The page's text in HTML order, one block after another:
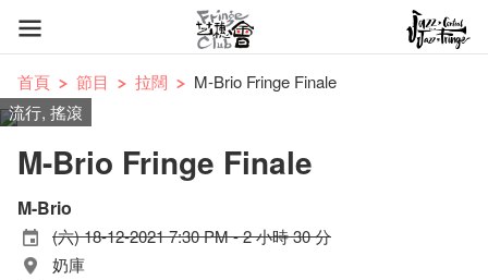
首頁 節目 拉闊
M-Brio Fringe Finale
流行, 搖滾
M-Brio Fringe Finale
M-Brio
(六) 18-12-2021 7:30 PM - 2 小時 30 分
奶庫